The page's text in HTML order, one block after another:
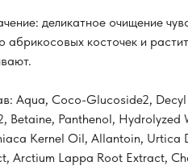
деликатное очищение
абрикосовых косточек и
Aqua, Coco-Glucoside2,
Betaine, Panthenol, Hydrolyzed
Kernel Oil, Allantoin,
Arctium Lappa Root Extract,